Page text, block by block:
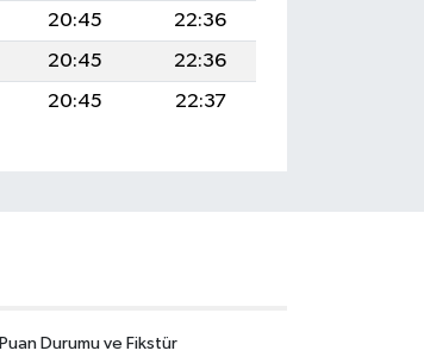
20:45
22:36
20:45
22:36
20:45 22:37
Puan Durumu ve Fikstür